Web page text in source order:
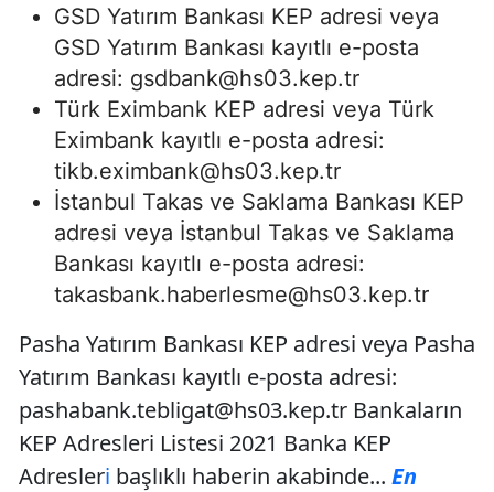
GSD Yatırım Bankası KEP adresi veya
GSD Yatırım Bankası kayıtlı e-posta
adresi: gsdbank@hs03.kep.tr
Türk Eximbank KEP adresi veya Türk
Eximbank kayıtlı e-posta adresi:
tikb.eximbank@hs03.kep.tr
İstanbul Takas ve Saklama Bankası KEP
adresi veya İstanbul Takas ve Saklama
Bankası kayıtlı e-posta adresi:
takasbank.haberlesme@hs03.kep.tr
Pasha Yatırım Bankası KEP adresi veya Pasha
Yatırım Bankası kayıtlı e-posta adresi:
pashabank.tebligat@hs03.kep.tr Bankaların
KEP Adresleri Listesi 2021 Banka KEP
Adresleri başlıklı haberin akabinde... En